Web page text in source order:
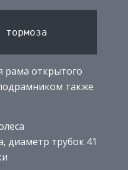
рама открытого
также
диаметр трубок 41